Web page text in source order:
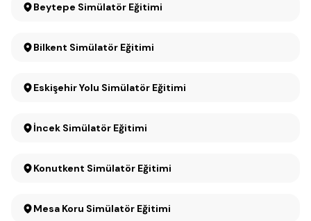
Beytepe Simülatör Eğitimi
Bilkent Simülatör Eğitimi
Eskişehir Yolu Simülatör Eğitimi
İncek Simülatör Eğitimi
Konutkent Simülatör Eğitimi
Mesa Koru Simülatör Eğitimi